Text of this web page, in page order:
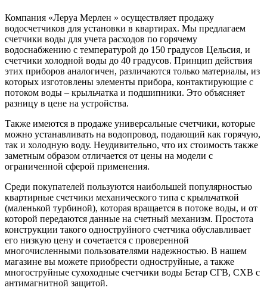
Компания «Леруа Мерлен » осуществляет продажу
водосчетчиков для установки в квартирах. Мы предлагаем
счетчики воды для учета расходов по горячему
водоснабжению с температурой до 150 градусов Цельсия, и
счетчики холодной воды до 40 градусов. Принцип действия
этих приборов аналогичен, различаются только материалы, из
которых изготовлены элементы прибора, контактирующие с
потоком воды – крыльчатка и подшипники. Это объясняет
разницу в цене на устройства.
Также имеются в продаже универсальные счетчики, которые
можно устанавливать на водопровод, подающий как горячую,
так и холодную воду. Неудивительно, что их стоимость также
заметным образом отличается от цены на модели с
ограниченной сферой применения.
Среди покупателей пользуются наибольшей популярностью
квартирные счетчики механического типа с крыльчаткой
(маленькой турбиной), которая вращается в потоке воды, и от
которой передаются данные на счетный механизм. Простота
конструкции такого одноструйного счетчика обуславливает
его низкую цену и сочетается с проверенной
многочисленными пользователями надежностью. В нашем
магазине вы можете приобрести одноструйные, а также
многоструйные сухоходные счетчики воды Бетар СГВ, СХВ с
антимагнитной защитой.